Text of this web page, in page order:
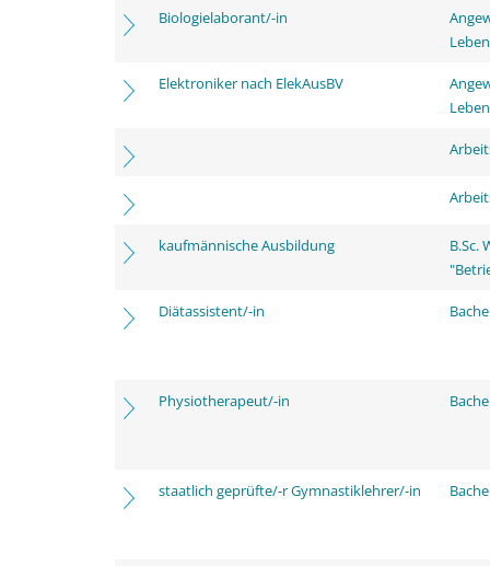
Biologielaborant/-in
Elektroniker nach ElekAusBV
kaufmännische Ausbildung
B.Sc.
Diätassistent/-in
Physiotherapeut/-in
staatlich geprüfte/-r Gymnastiklehrer/-in